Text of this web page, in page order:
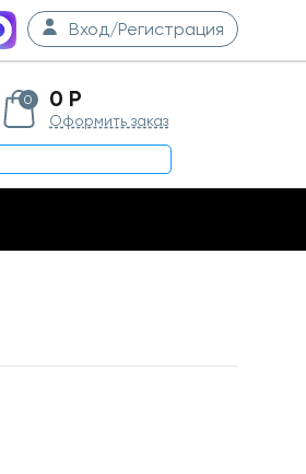
Вход/Регистрация
0 0 Р
Оформить заказ